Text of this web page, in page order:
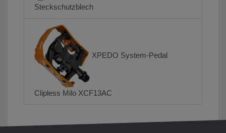
Steckschutzblech
XPEDO System-Pedal
Clipless Milo XCF13AC